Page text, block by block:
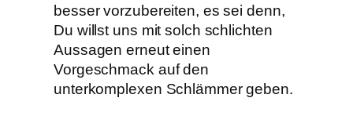
besser vorzubereiten, es sei denn,
Du willst uns mit solch schlichten
Aussagen erneut einen
Vorgeschmack auf den
unterkomplexen Schlämmer geben.